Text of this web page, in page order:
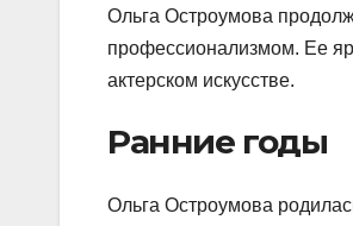
Ольга Остроумова
профессионализмом. Ее
актерском искусстве.
Ранние годы
Ольга Остроумова